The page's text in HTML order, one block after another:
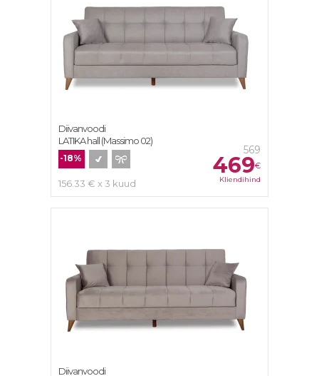
569
469€
Kliendihind
-18%
156.33 € x 3 kuud
Diivanvoodi
LATIKA hall (Massimo 02)
Diivanvoodi